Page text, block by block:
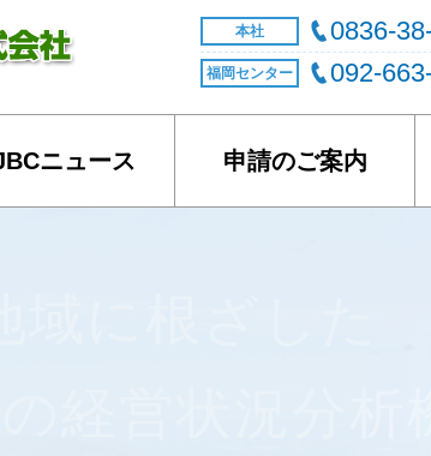
本社 0836-
福岡センター
092-
ニュース 申請のご案内
の経営状況分析